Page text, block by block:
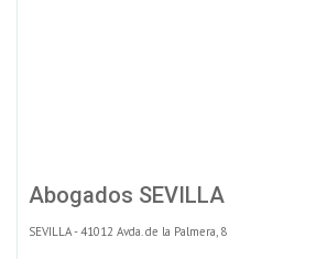
Abogados SEVILLA
SEVILLA - 41012 Avda. de la Palmera, 8